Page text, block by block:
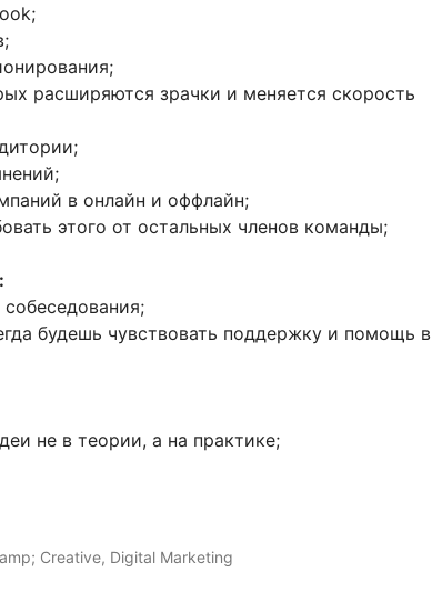
расширяются зрачки и меняется скорость
в онлайн и оффлайн;
этого от остальных членов команды;
будешь чувствовать поддержку и помощь в
не в теории, а на практике;
Creative, Digital Marketing